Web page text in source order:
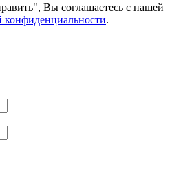
Вы соглашаетесь с нашей
конфиденциальности.